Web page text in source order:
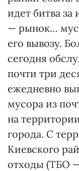
идет битва
— рынок…
его вывозу.
сегодня
почти три
ежедневно
мусора из
на
города. С
Киевского
отходы (ТБО —